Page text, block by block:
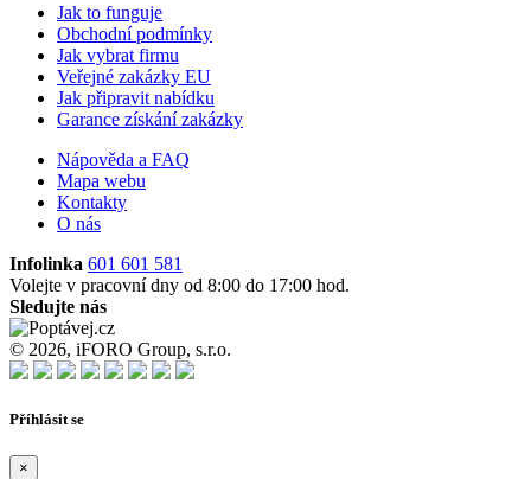
Jak to funguje
Obchodní podmínky
Jak vybrat firmu
Veřejné zakázky EU
Jak připravit nabídku
Garance získání zakázky
Nápověda a FAQ
Mapa webu
Kontakty
O nás
Infolinka 601 601 581
Volejte v pracovní dny od 8:00 do 17:00 hod.
Sledujte nás
© 2026, iFORO Group, s.r.o.
Příhlásit se
×